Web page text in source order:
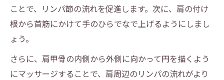
ことで、リンパ節の流れを促進します。次に、肩の付け
根から首筋にかけて手のひらでなで上げるようにしまし
ょう。
さらに、肩甲骨の内側から外側に向かって円を描くよう
にマッサージすることで、肩周辺のリンパの流れがより